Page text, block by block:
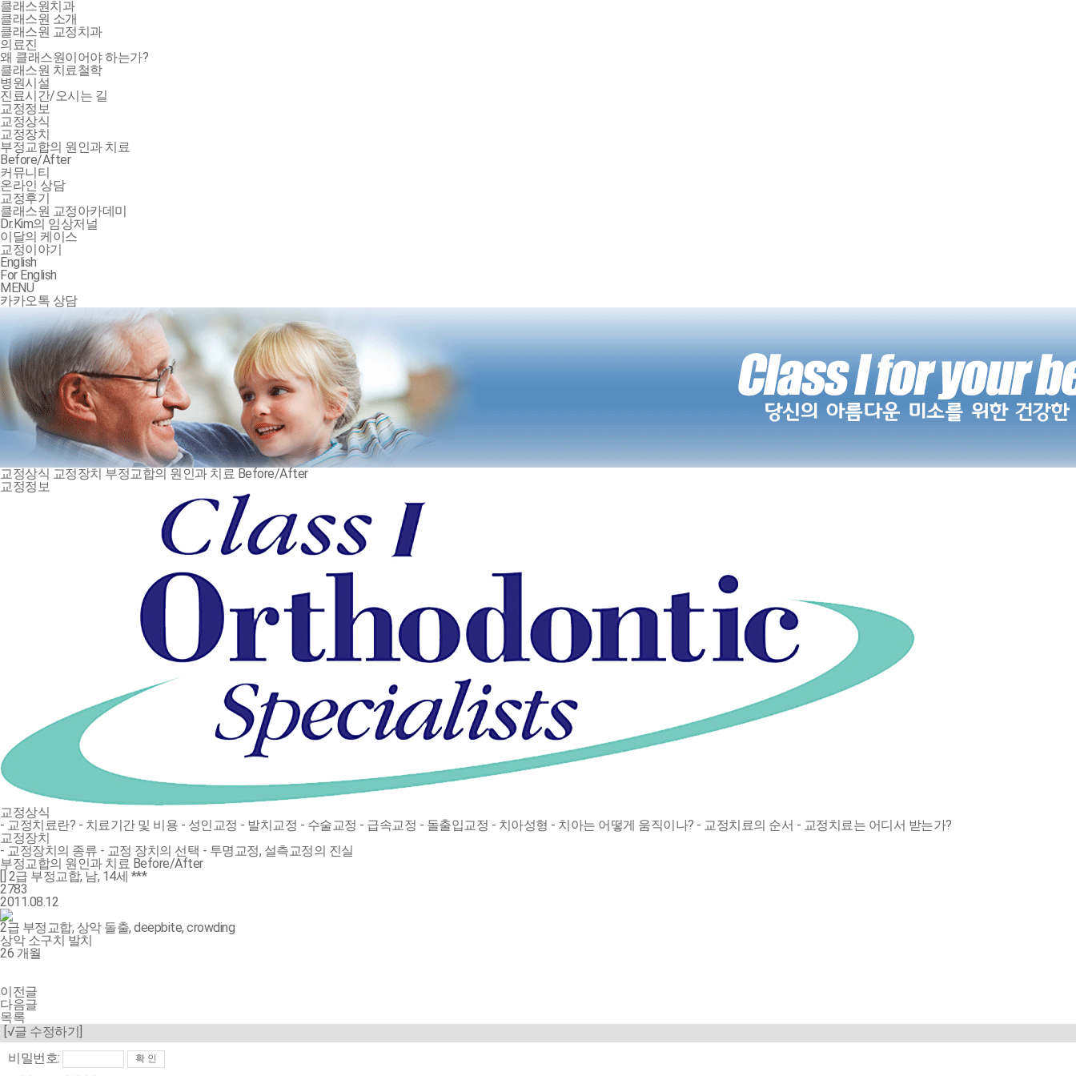
클래스원치과
클래스원 소개
클래스원 교정치과
의료진
왜 클래스원이어야 하는가?
클래스원 치료철학
병원시설
진료시간/오시는 길
교정정보
교정상식
교정장치
부정교합의 원인과 치료
Before/After
커뮤니티
온라인 상담
교정후기
클래스원 교정아카데미
Dr.Kim의 임상저널
이달의 케이스
교정이야기
English
For English
MENU
카카오톡 상담
교정상식 교정장치 부정교합의 원인과 치료 Before/After
교정정보
교정상식
- 교정치료란? - 치료기간 및 비용 - 성인교정 - 발치교정 - 수술교정 - 급속교정 - 돌출입교정 - 치아성형 - 치아는 어떻게 움직이나? - 교정치료의 순서 - 교정치료는 어디서 받는가?
교정장치
- 교정장치의 종류 - 교정 장치의 선택 - 투명교정, 설측교정의 진실
부정교합의 원인과 치료 Before/After
[] 2급 부정교합, 남, 14세 ***
2783
2011.08.12
2급 부정교합, 상악 돌출, deepbite, crowding
상악 소구치 발치
26 개월
이전글
다음글
목록
[√글 수정하기]
비밀번호: